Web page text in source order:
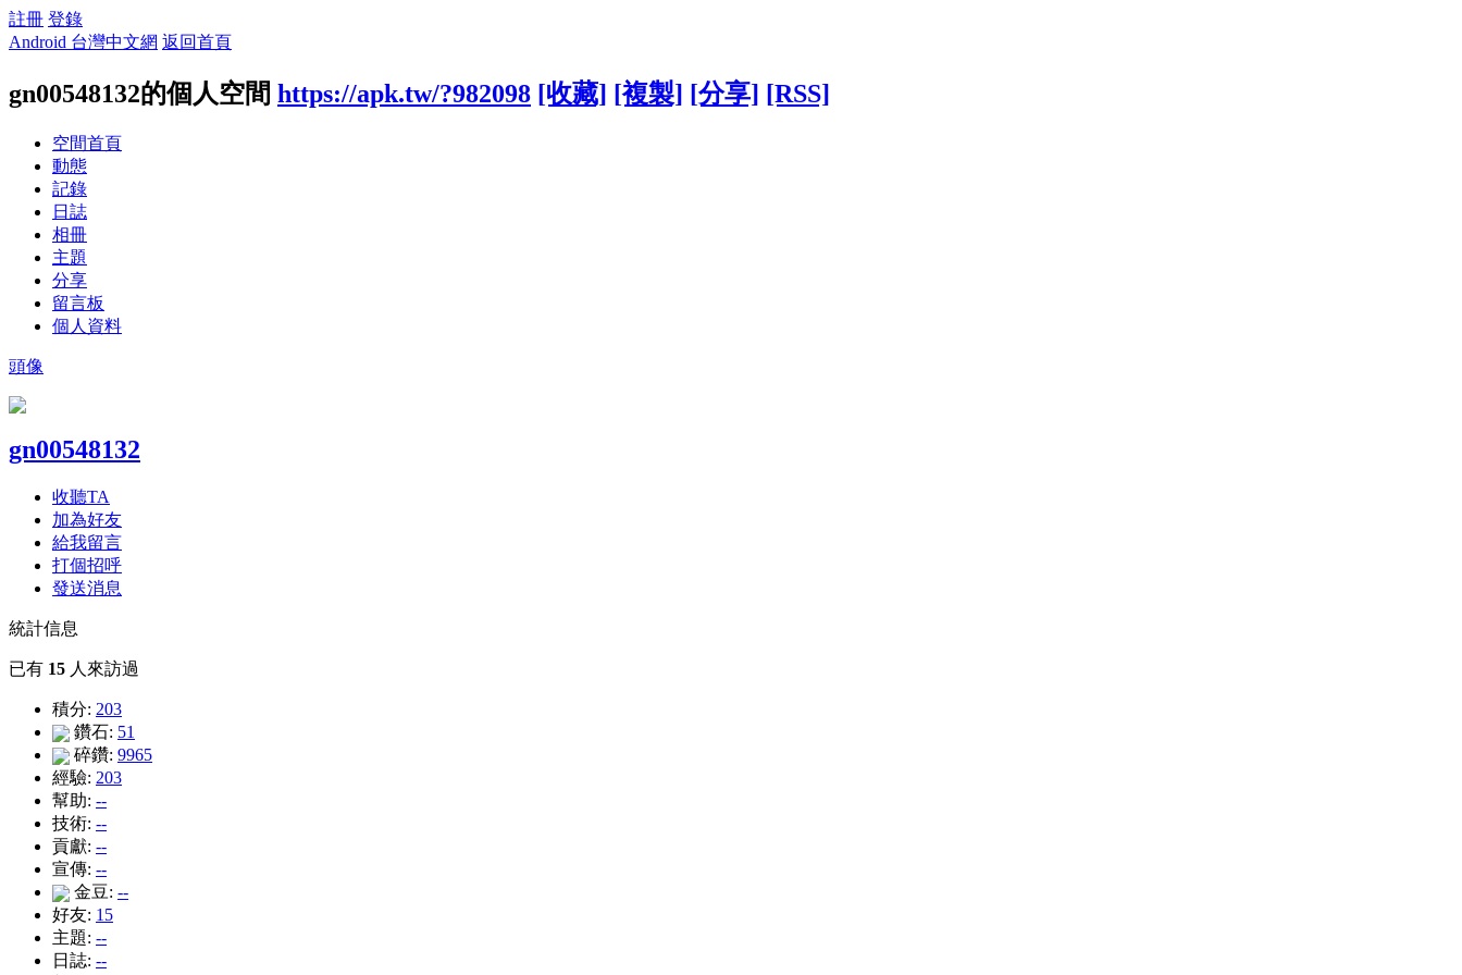
註冊 登錄
Android 台灣中文網 返回首頁
gn00548132的個人空間 https://apk.tw/?982098 [收藏] [複製] [分享] [RSS]
空間首頁
動態
記錄
日誌
相冊
主題
分享
留言板
個人資料
頭像
gn00548132
收聽TA
加為好友
給我留言
打個招呼
發送消息
統計信息
已有 15 人來訪過
積分: 203
鑽石: 51
碎鑽: 9965
經驗: 203
幫助: --
技術: --
貢獻: --
宣傳: --
金豆: --
好友: 15
主題: --
日誌: --